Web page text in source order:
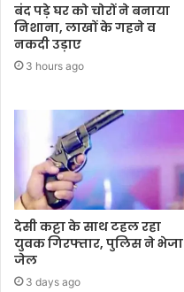
बंद पड़े घर को चोरों ने बनाया
निशाना, लाखों के गहने व
नकदी उड़ाए
3 hours ago
देसी कट्टा के साथ टहल रहा
युवक गिरफ्तार, पुलिस ने भेजा
जेल
3 days ago